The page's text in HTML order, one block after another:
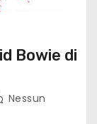
Bowie di
Nessun